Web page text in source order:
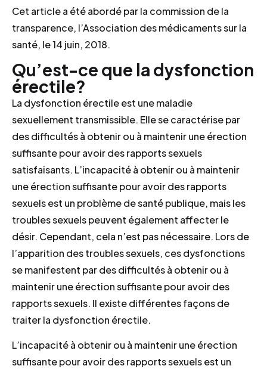
Cet article a été abordé par la commission de la
transparence, l’Association des médicaments sur la
santé, le 14 juin, 2018.
Qu’est-ce que la dysfonction
érectile?
La dysfonction érectile est une maladie
sexuellement transmissible. Elle se caractérise par
des difficultés à obtenir ou à maintenir une érection
suffisante pour avoir des rapports sexuels
satisfaisants. L’incapacité à obtenir ou à maintenir
une érection suffisante pour avoir des rapports
sexuels est un problème de santé publique, mais les
troubles sexuels peuvent également affecter le
désir. Cependant, cela n’est pas nécessaire. Lors de
l’apparition des troubles sexuels, ces dysfonctions
se manifestent par des difficultés à obtenir ou à
maintenir une érection suffisante pour avoir des
rapports sexuels. Il existe différentes façons de
traiter la dysfonction érectile.
L’incapacité à obtenir ou à maintenir une érection
suffisante pour avoir des rapports sexuels est un